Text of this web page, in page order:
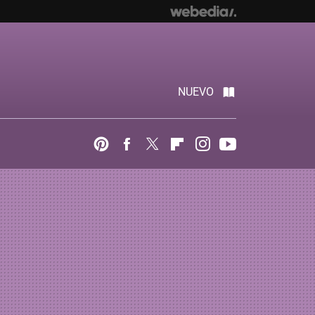
NUEVO
PinterestFacebook
Twitter FlipboardInstagram